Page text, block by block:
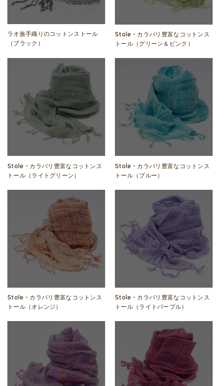
ラオ族手織りのコットンストール
（ブラック）
Stole - カラバリ豊富なコットンス
トール（グリーン＆ピンク）
Stole - カラバリ豊富なコットンス
トール（ライトグリーン）
Stole - カラバリ豊富なコットンス
トール（ブルー）
Stole - カラバリ豊富なコットンス
トール（オレンジ）
Stole - カラバリ豊富なコットンス
トール（ライトパープル）